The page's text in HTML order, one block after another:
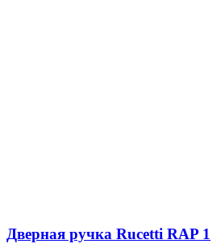
Дверная ручка Rucetti RAP 1